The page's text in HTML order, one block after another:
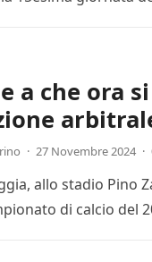
a che ora
· 27 Novembre 2024 ·
allo stadio Pino
di calcio del